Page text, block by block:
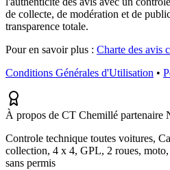
de collecte, de modération et de
transparence totale.
Pour en savoir plus : Charte des avis
Conditions Générales d'Utilisation •
À propos de CT Chemillé partenaire
Controle technique toutes voitures,
collection, 4 x 4, GPL, 2 roues,
sans permis